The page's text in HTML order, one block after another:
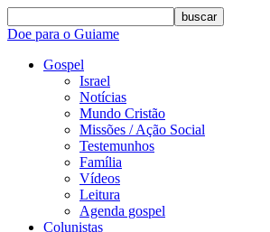
buscar
Doe para o Guiame
Gospel
Israel
Notícias
Mundo Cristão
Missões / Ação Social
Testemunhos
Família
Vídeos
Leitura
Agenda gospel
Colunistas